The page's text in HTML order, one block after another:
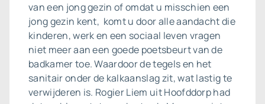
van een jong gezin of omdat u misschien een
jong gezin kent, komt u door alle aandacht die
kinderen, werk en een sociaal leven vragen
niet meer aan een goede poetsbeurt van de
badkamer toe. Waardoor de tegels en het
sanitair onder de kalkaanslag zit, wat lastig te
verwijderen is. Rogier Liem uit Hoofddorp had